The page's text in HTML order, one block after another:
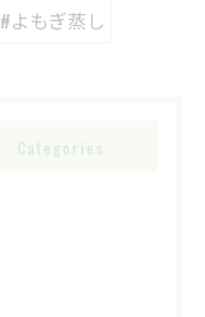
#よもぎ蒸し
Categories